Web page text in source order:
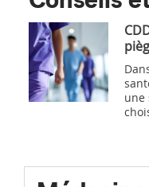
une